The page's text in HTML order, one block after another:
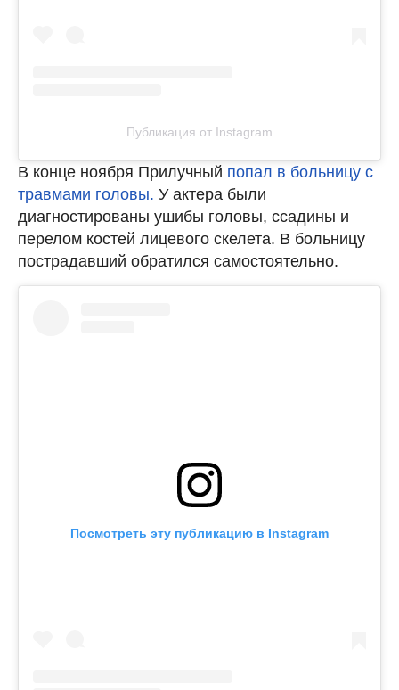
Публикация от Instagram
В конце ноября Прилучный попал в больницу с
травмами головы. У актера были
диагностированы ушибы головы, ссадины и
перелом костей лицевого скелета. В больницу
пострадавший обратился самостоятельно.
Посмотреть эту публикацию в Instagram